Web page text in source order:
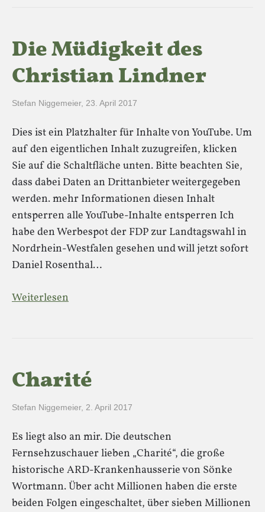
Die Müdigkeit des
Christian Lindner
Stefan Niggemeier, 23. April 2017
Dies ist ein Platzhalter für Inhalte von YouTube. Um
auf den eigentlichen Inhalt zuzugreifen, klicken
Sie auf die Schaltfläche unten. Bitte beachten Sie,
dass dabei Daten an Drittanbieter weitergegeben
werden. mehr Informationen diesen Inhalt
entsperren alle YouTube-Inhalte entsperren Ich
habe den Werbespot der FDP zur Landtagswahl in
Nordrhein-Westfalen gesehen und will jetzt sofort
Daniel Rosenthal…
Weiterlesen
Charité
Stefan Niggemeier, 2. April 2017
Es liegt also an mir. Die deutschen
Fernsehzuschauer lieben „Charité“, die große
historische ARD-Krankenhausserie von Sönke
Wortmann. Über acht Millionen haben die erste
beiden Folgen eingeschaltet, über sieben Millionen